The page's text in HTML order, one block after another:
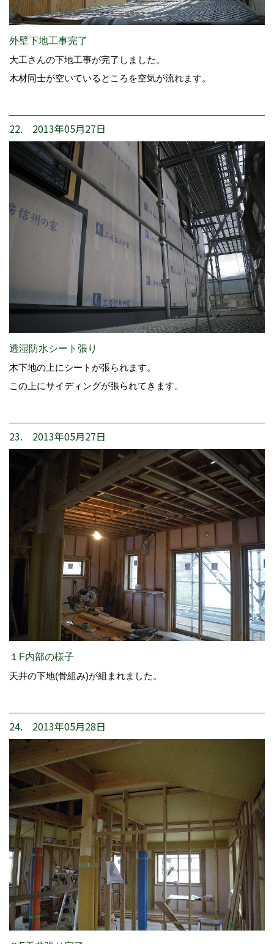
外壁下地工事完了
大工さんの下地工事が完了しました。
木材同士が空いているところを空気が流れます。
22. 2013年05月27日
透湿防水シート張り
木下地の上にシートが張られます。
この上にサイディングが張られてきます。
23. 2013年05月27日
１F内部の様子
天井の下地(骨組み)が組まれました。
24. 2013年05月28日